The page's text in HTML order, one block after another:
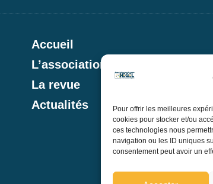
Pour offrir les meilleures
cookies pour stocker et/ou
ces technologies nous
navigation ou les ID uniques
consentement peut avoir un
Accueil
L’association
La revue
Actualités